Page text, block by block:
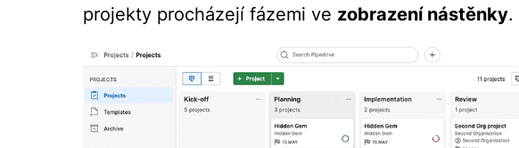
projekty procházejí fázemi ve zobrazení nástěnky.